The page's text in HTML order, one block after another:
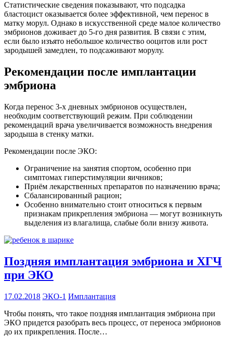
Статистические сведения показывают, что подсадка
бластоцист оказывается более эффективной, чем перенос в
матку морул. Однако в искусственной среде малое количество
эмбрионов доживает до 5-го дня развития. В связи с этим,
если было изъято небольшое количество ооцитов или рост
зародышей замедлен, то подсаживают морулу.
Рекомендации после имплантации
эмбриона
Когда перенос 3-х дневных эмбрионов осуществлен,
необходим соответствующий режим. При соблюдении
рекомендаций врача увеличивается возможность внедрения
зародыша в стенку матки.
Рекомендации после ЭКО:
Ограничение на занятия спортом, особенно при
симптомах гиперстимуляции яичников;
Приём лекарственных препаратов по назначению врача;
Сбалансированный рацион;
Особенно внимательно стоит относиться к первым
признакам прикрепления эмбриона — могут возникнуть
выделения из влагалища, слабые боли внизу живота.
Поздняя имплантация эмбриона и ХГЧ
при ЭКО
17.02.2018 ЭКО-1 Имплантация
Чтобы понять, что такое поздняя имплантация эмбриона при
ЭКО придется разобрать весь процесс, от переноса эмбрионов
до их прикрепления. После…